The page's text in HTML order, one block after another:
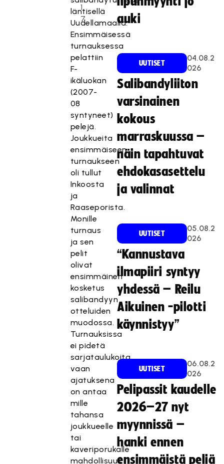
1
7
läntisellä
Uudellamaalla.
Ensimmäisessä
turnauksessa
pelattiin
F-
ikäluokan
(2007-
08
syntyneet)
pelejä.
Joukkueita
ensimmäiseen
turnaukseen
oli tullut
Inkoosta
ja
Raaseporista.
Monille
turnaus
ja sen
pelit
olivat
ensimmäinen
kosketus
salibandyyn
otteluiden
muodossa.
Turnauksissa
ei pidetä
sarjataulukoita,
vaan
ajatuksena
on antaa
mille
tahansa
joukkueelle
tai
kaveriporukalle
mahdollisuus
auki
UUTISET
04.08.2
026
Salibandyliiton
varsinainen
kokous
marraskuussa –
näin tapahtuvat
ehdokasasettelu
ja valinnat
UUTISET
05.08.2
026
“Kannustava
ilmapiiri syntyy
yhdessä – Reilu
Aikuinen -pilotti
käynnistyy”
UUTISET
06.08.2
026
Pelipassit kaudelle
2026–27 nyt
myynnissä –
hanki ennen
ensimmäistä peliä